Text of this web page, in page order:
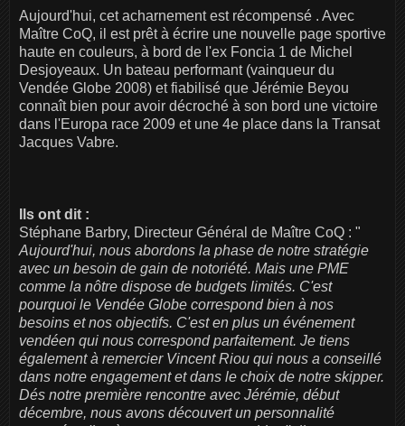
Aujourd'hui, cet acharnement est récompensé . Avec
Maître CoQ, il est prêt à écrire une nouvelle page sportive
haute en couleurs, à bord de l'ex Foncia 1 de Michel
Desjoyeaux. Un bateau performant (vainqueur du
Vendée Globe 2008) et fiabilisé que Jérémie Beyou
connaît bien pour avoir décroché à son bord une victoire
dans l'Europa race 2009 et une 4e place dans la Transat
Jacques Vabre.
Ils ont dit :
Stéphane Barbry, Directeur Général de Maître CoQ : "
Aujourd'hui, nous abordons la phase de notre stratégie
avec un besoin de gain de notoriété. Mais une PME
comme la nôtre dispose de budgets limités. C'est
pourquoi le Vendée Globe correspond bien à nos
besoins et nos objectifs. C'est en plus un événement
vendéen qui nous correspond parfaitement. Je tiens
également à remercier Vincent Riou qui nous a conseillé
dans notre engagement et dans le choix de notre skipper.
Dés notre première rencontre avec Jérémie, début
décembre, nous avons découvert un personnalité